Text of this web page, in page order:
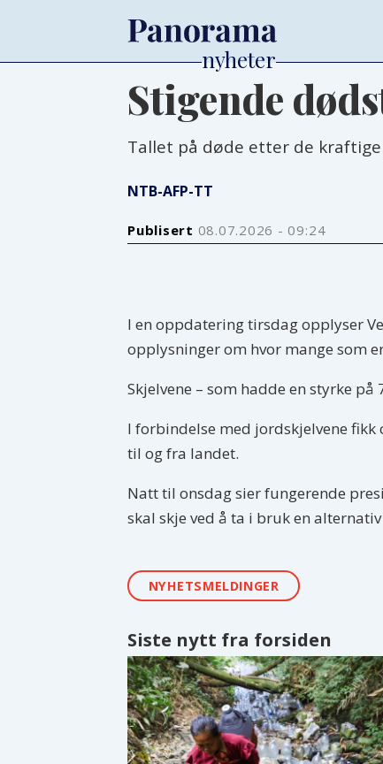
Stigende
Tallet på døde etter de
NTB-AFP-TT
Publisert 08.07.2026 - 09:24
I en oppdatering tirsdag opplyser
opplysninger om hvor mange som
Skjelvene – som hadde en styrke
I forbindelse med jordskjelvene fikk
til og fra landet.
Natt til onsdag sier fungerende
skal skje ved å ta i bruk en
NYHETSMELDINGER
Siste nytt fra forsiden